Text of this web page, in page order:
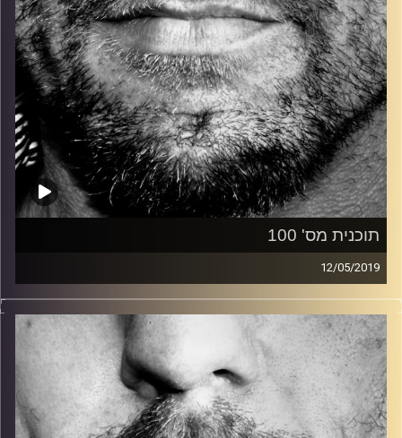
תוכנית מס' 100
12/05/2019
זיפים, מוזיקה מחוספסת של הופעות חיות. הרבה ג'אם, רוק,
בלוז, bluegrass, ג'אז, Fאנק, פרוגרסיב ואפילו אלקטרוניקה.
כל מה שחי, אמיתי ונושם.
עם שמוליק רגב.
קרדיט תמונות: David Goehring